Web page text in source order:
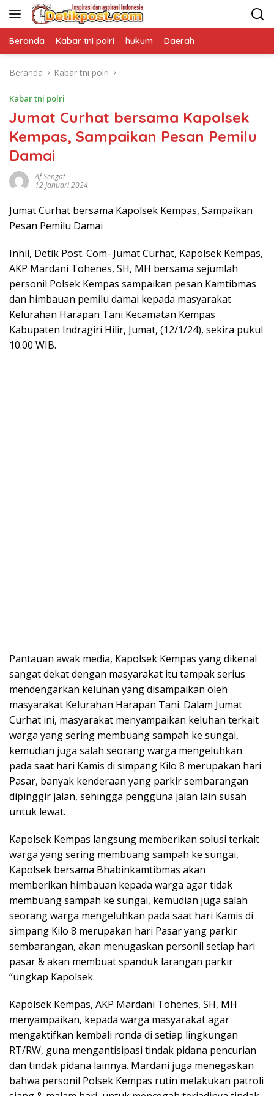
Langsung
Beranda Kabar tni polri hukum Daerah
Beranda Kabar tni polri
Kabar tni polri
Jumat Curhat bersama Kapolsek
Kempas, Sampaikan Pesan Pemilu
Damai
Af Sengat
12 Januari 2024
Jumat Curhat bersama Kapolsek Kempas, Sampaikan
Pesan Pemilu Damai
Inhil, Detik Post. Com- Jumat Curhat, Kapolsek Kempas,
AKP Mardani Tohenes, SH, MH bersama sejumlah
personil Polsek Kempas sampaikan pesan Kamtibmas
dan himbauan pemilu damai kepada masyarakat
Kelurahan Harapan Tani Kecamatan Kempas
Kabupaten Indragiri Hilir, Jumat, (12/1/24), sekira pukul
10.00 WIB.
Pantauan awak media, Kapolsek Kempas yang dikenal
sangat dekat dengan masyarakat itu tampak serius
mendengarkan keluhan yang disampaikan oleh
masyarakat Kelurahan Harapan Tani. Dalam Jumat
Curhat ini, masyarakat menyampaikan keluhan terkait
warga yang sering membuang sampah ke sungai,
kemudian juga salah seorang warga mengeluhkan
pada saat hari Kamis di simpang Kilo 8 merupakan hari
Pasar, banyak kenderaan yang parkir sembarangan
dipinggir jalan, sehingga pengguna jalan lain susah
untuk lewat.
Kapolsek Kempas langsung memberikan solusi terkait
warga yang sering membuang sampah ke sungai,
Kapolsek bersama Bhabinkamtibmas akan
memberikan himbauan kepada warga agar tidak
membuang sampah ke sungai, kemudian juga salah
seorang warga mengeluhkan pada saat hari Kamis di
simpang Kilo 8 merupakan hari Pasar yang parkir
sembarangan, akan menugaskan personil setiap hari
pasar & akan membuat spanduk larangan parkir
“ungkap Kapolsek.
Kapolsek Kempas, AKP Mardani Tohenes, SH, MH
menyampaikan, kepada warga masyarakat agar
mengaktifkan kembali ronda di setiap lingkungan
RT/RW, guna mengantisipasi tindak pidana pencurian
dan tindak pidana lainnya. Mardani juga menegaskan
bahwa personil Polsek Kempas rutin melakukan patroli